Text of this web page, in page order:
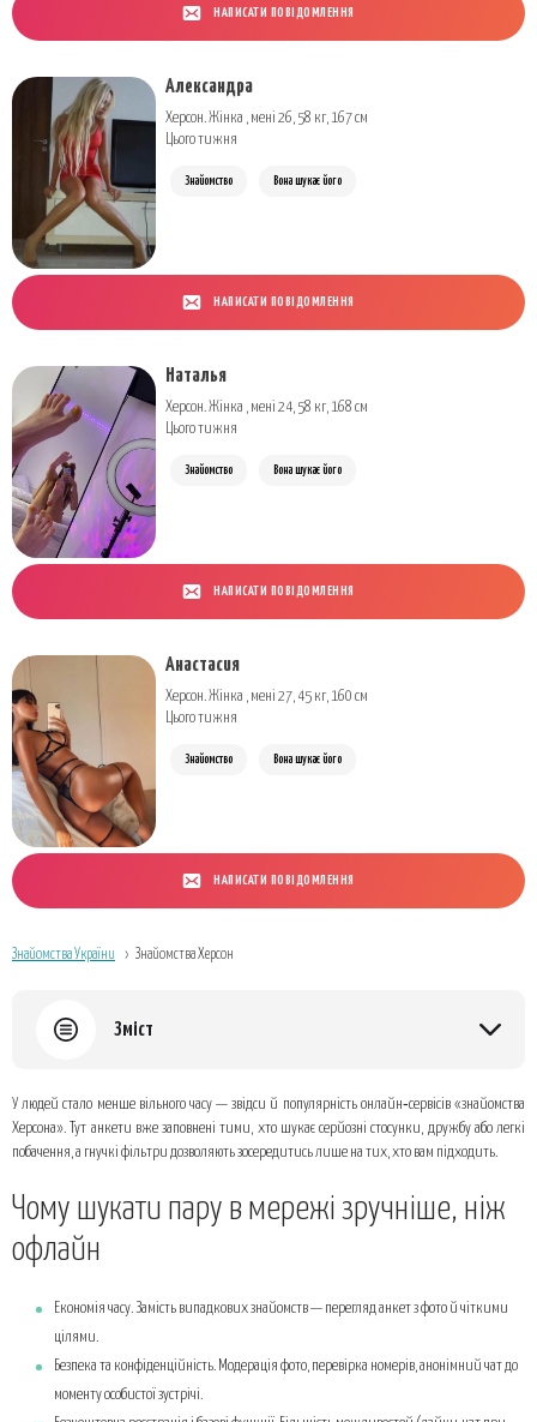
НАПИСАТИ ПОВІДОМЛЕННЯ
Александра
Херсон. Жінка , мені 26, 58 кг, 167 см
Цього тижня
Знайомство Вона шукає його
НАПИСАТИ ПОВІДОМЛЕННЯ
Наталья
Херсон. Жінка , мені 24, 58 кг, 168 см
Цього тижня
Знайомство Вона шукає його
НАПИСАТИ ПОВІДОМЛЕННЯ
Анастасия
Херсон. Жінка , мені 27, 45 кг, 160 см
Цього тижня
Знайомство Вона шукає його
НАПИСАТИ ПОВІДОМЛЕННЯ
Знайомства України Знайомства Херсон
Зміст
Чим KiraDates кращий за конкурентів
Три кроки до початку спілкування
Як зробити анкету помітною
Безпечне спілкування
У людей стало менше вільного часу — звідси й популярність онлайн‑сервісів «знайомства
Херсона». Тут анкети вже заповнені тими, хто шукає серйозні стосунки, дружбу або легкі
побачення, а гнучкі фільтри дозволяють зосередитись лише на тих, хто вам підходить.
Чому шукати пару в мережі зручніше, ніж
офлайн
Економія часу. Замість випадкових знайомств — перегляд анкет з фото й чіткими
цілями.
Безпека та конфіденційність. Модерація фото, перевірка номерів, анонімний чат до
моменту особистої зустрічі.